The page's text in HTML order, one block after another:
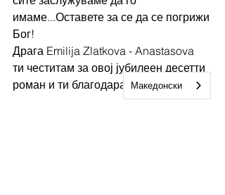
имаме...Оставете за се да се погрижи
Бог!
Драга Emilija Zlatkova - Anastasova
ти честитам за овој јубилеен десетти
роман и ти благодарам што се
грижиш за нас читателите да не ни
Македонски